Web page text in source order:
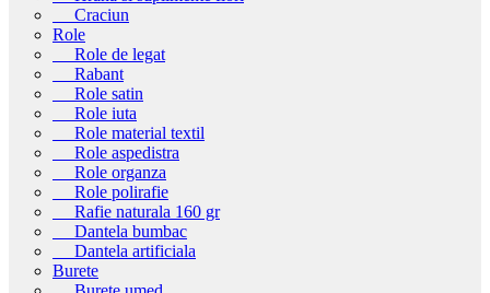
Craciun
Role
Role de legat
Rabant
Role satin
Role iuta
Role material textil
Role aspedistra
Role organza
Role polirafie
Rafie naturala 160 gr
Dantela bumbac
Dantela artificiala
Burete